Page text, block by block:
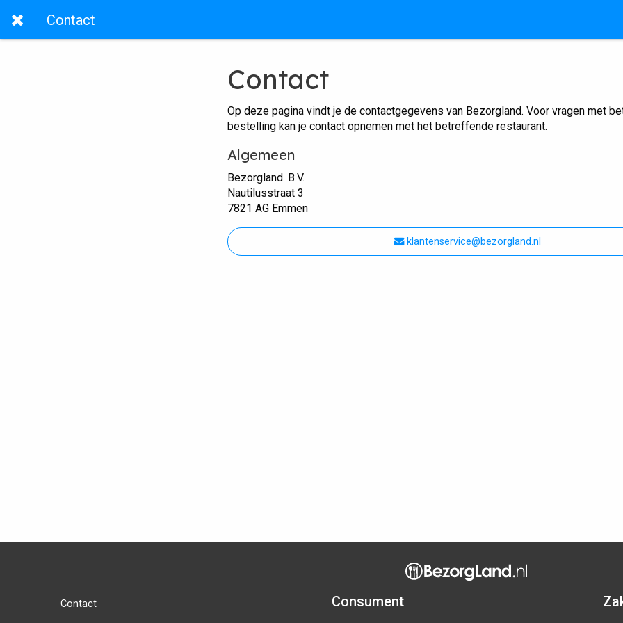
Contact
Contact
Op deze pagina vindt je de contactgegevens van Bezorgland. Voor vragen met
bestelling kan je contact opnemen met het betreffende restaurant.
Algemeen
Bezorgland. B.V.
Nautilusstraat 3
7821 AG Emmen
klantenservice@bezorgland.nl
Contact Consument